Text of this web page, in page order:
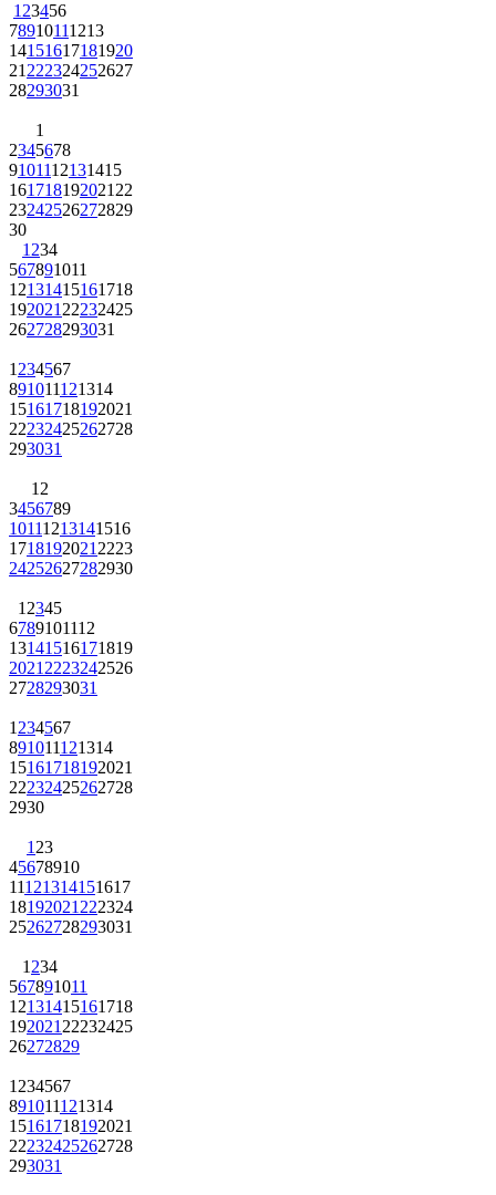
1 23456
78910111213
14151617181920
21 222324252627
28293031
1
2345678
9101112131415
161718192021 22
23242526272829
30
1 234
567891011
12131415161718
192021 22232425
262728293031
1 234567
891011121314
15161718192021
22232425262728
293031
1 2
3456789
10111213141516
1718192021 2223
24252627282930
1 2345
6789101112
13141516171819
2021 2223242526
2728293031
1 234567
891011121314
15161718192021
22232425262728
2930
1 23
45678910
11121314151617
18192021 222324
25262728293031
1 234
567891011
12131415161718
192021 22232425
26272829
1 234567
891011121314
15161718192021
22232425262728
293031